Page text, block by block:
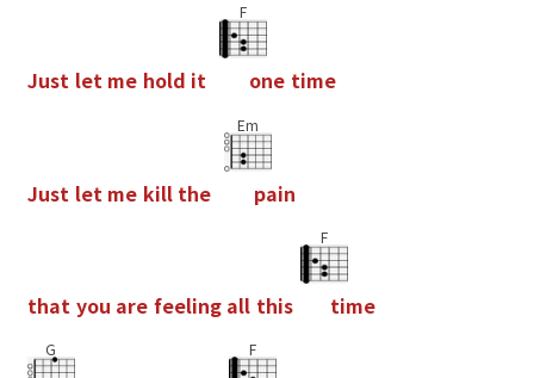
Just let me hold it
F
one time
Just let me kill the
Em
pain
that you are feeling all this
F
time
G F